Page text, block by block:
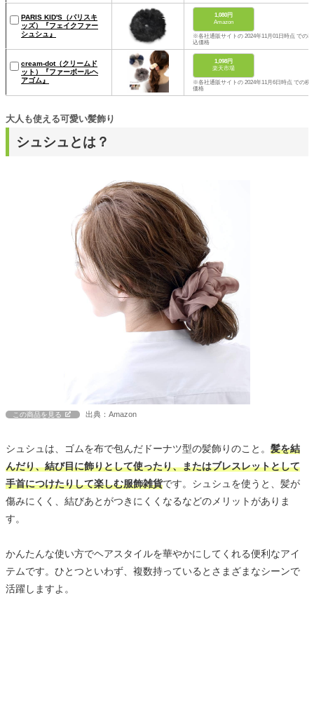
PARIS KID'S（パリスキ
ッズ）『フェイクファー
シュシュ』
1,080円
Amazon
※各社通販サイトの 2024年11月01日時点 での税
込価格
cream-dot（クリームド
ット）『ファーボールヘ
アゴム』
1,098円
楽天市場
※各社通販サイトの 2024年11月6日時点 での税
価格
シュシュとは？
大人も使える可愛い髪飾り
この商品を見る 出典：Amazon
シュシュは、ゴムを布で包んだドーナツ型の髪飾りのこと。 髪を結
んだり、結び目に飾りとして使ったり、またはブレスレットとして
手首につけたりして楽しむ服飾雑貨です。シュシュを使うと、髪が
傷みにくく、結びあとがつきにくくなるなどのメリットがありま
す。
かんたんな使い方でヘアスタイルを華やかにしてくれる便利なアイ
テムです。ひとつといわず、複数持っているとさまざまなシーンで
活躍しますよ。